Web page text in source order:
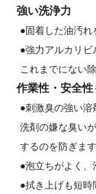
強い洗浄力
●固着した油汚れ
●強力アルカリビ
これまでにない
作業性・安全
●刺激臭の強い溶
洗剤の嫌な臭い
するのを防ぎます
●泡立ちがよく、
●拭き上げも短時